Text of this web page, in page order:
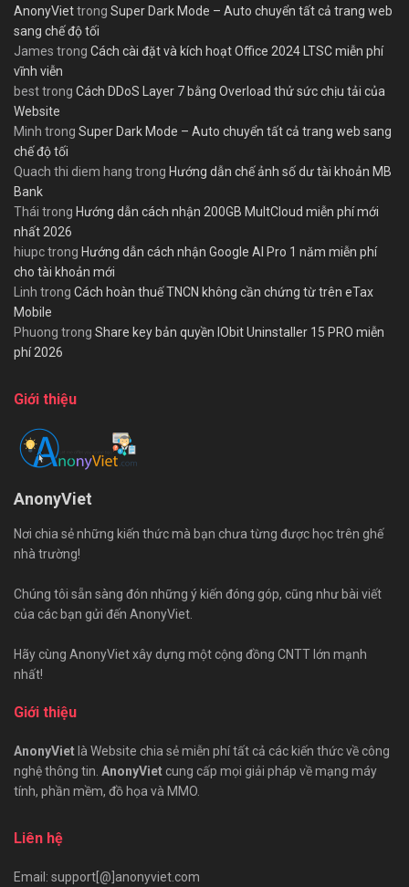
AnonyViettrong Super Dark Mode – Auto chuyển tất cả trang web
sang chế độ tối
James trong Cách cài đặt và kích hoạt Office 2024 LTSC miễn phí
vĩnh viễn
besttrong Cách DDoS Layer 7 bằng Overload thử sức chịu tải của
Website
Minh trong Super Dark Mode – Auto chuyển tất cả trang web sang
chế độ tối
Quach thi diem hang trong Hướng dẫn chế ảnh số dư tài khoản MB
Bank
Thái trong Hướng dẫn cách nhận 200GB MultCloud miễn phí mới
nhất 2026
hiupctrong Hướng dẫn cách nhận Google AI Pro 1 năm miễn phí
cho tài khoản mới
Linh trong Cách hoàn thuế TNCN không cần chứng từ trên eTax
Mobile
Phuong trong Share key bản quyền IObit Uninstaller 15 PRO miễn
phí 2026
Giới thiệu
AnonyViet
Nơi chia sẻ những kiến thức mà bạn chưa từng được học trên ghế
nhà trường!
Chúng tôi sẵn sàng đón những ý kiến đóng góp, cũng như bài viết
của các bạn gửi đến AnonyViet.
Hãy cùng AnonyViet xây dựng một cộng đồng CNTT lớn mạnh
nhất!
Giới thiệu
AnonyViet là Website chia sẻ miễn phí tất cả các kiến thức về công
nghệ thông tin. AnonyViet cung cấp mọi giải pháp về mạng máy
tính, phần mềm, đồ họa và MMO.
Liên hệ
Email: support[@]anonyviet.com